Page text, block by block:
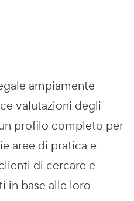
ampiamente
valutazioni degli
profilo completo per
aree di pratica e
di cercare e
in base alle loro